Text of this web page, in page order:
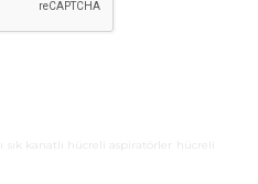
sık kanatlı hücreli aspiratörler hücreli